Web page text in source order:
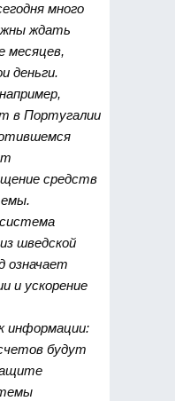
много
ждать
месяцев,
деньги.
в Португалии
средств
шведской
означает
и ускорение
информации:
будут